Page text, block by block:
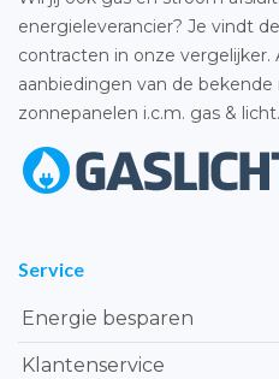
energieleverancier? Je vindt
contracten in onze
aanbiedingen van de
zonnepanelen i.c.m. gas & licht.
Service
Energie besparen
Klantenservice